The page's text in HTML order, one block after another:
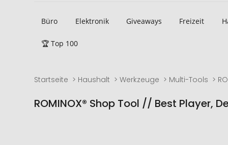
Büro Elektronik Giveaways Freizeit
🏆 Top 100
Startseite Haushalt Werkzeuge Multi-Tools
ROMINOX® Shop Tool // Best Player,